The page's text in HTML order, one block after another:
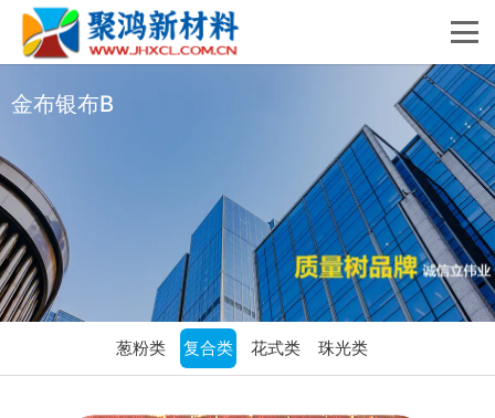
金布银布B
葱粉类 复合类 花式类 珠光类